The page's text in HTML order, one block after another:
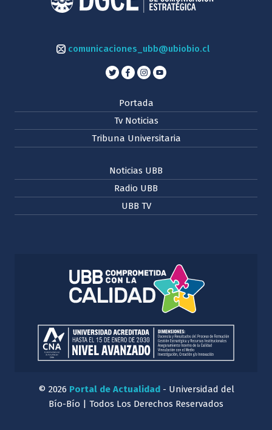
comunicaciones_ubb@ubiobio.cl
Portada
Tv Noticias
Tribuna Universitaria
Noticias UBB
Radio UBB
UBB TV
© 2026 Portal de Actualidad- Universidad del
Bío-Bío | Todos Los Derechos Reservados